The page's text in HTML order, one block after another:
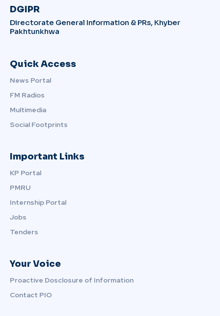
DGIPR
Directorate General Information & PRs, Khyber
Pakhtunkhwa
Quick Access
News Portal
FM Radios
Multimedia
Social Footprints
Important Links
KP Portal
PMRU
Internship Portal
Jobs
Tenders
Your Voice
Proactive Dosclosure of Information
Contact PIO